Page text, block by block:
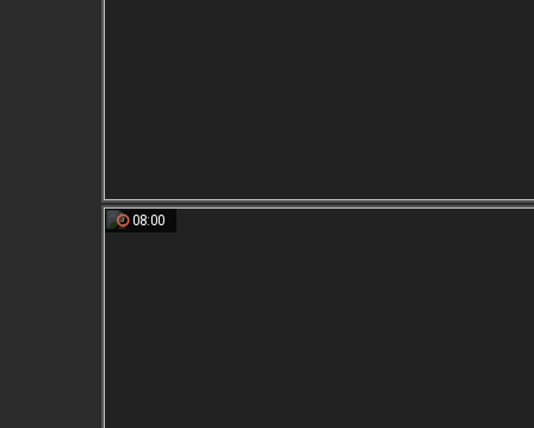
08:00